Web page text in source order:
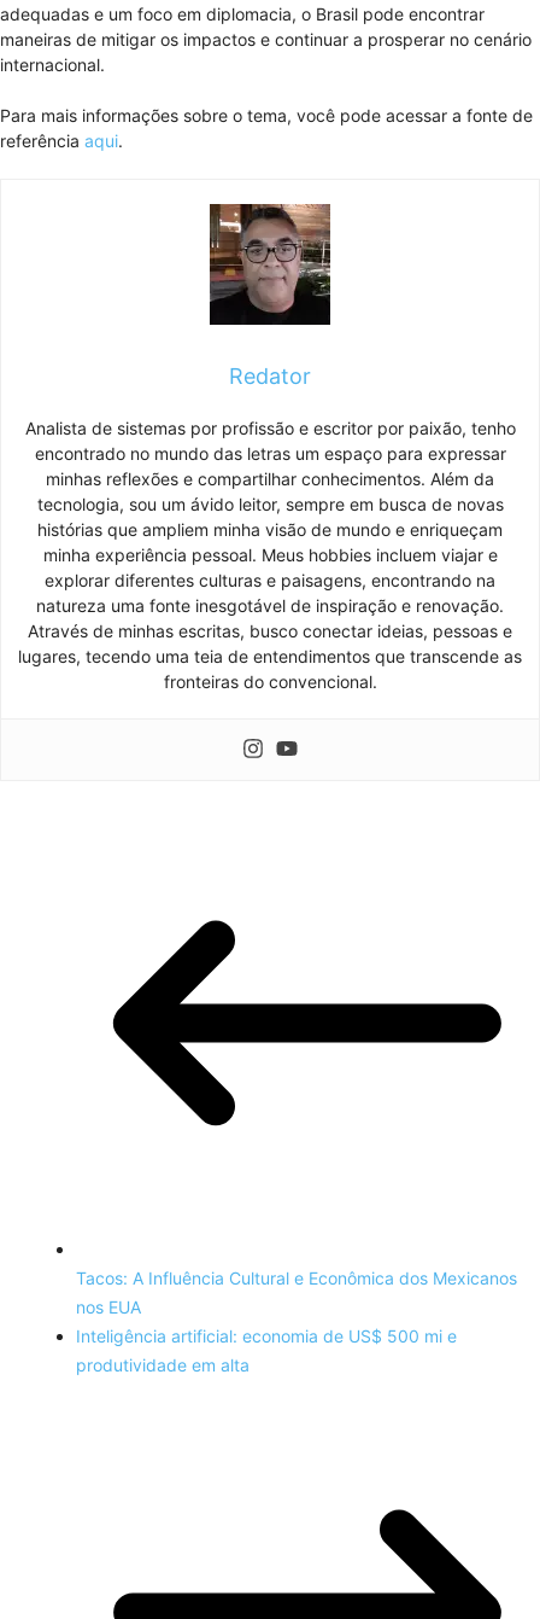
adequadas e um foco em diplomacia, o Brasil pode encontrar
maneiras de mitigar os impactos e continuar a prosperar no cenário
internacional.
Para mais informações sobre o tema, você pode acessar a fonte de
referência aqui.
Redator
Analista de sistemas por profissão e escritor por paixão, tenho
encontrado no mundo das letras um espaço para expressar
minhas reflexões e compartilhar conhecimentos. Além da
tecnologia, sou um ávido leitor, sempre em busca de novas
histórias que ampliem minha visão de mundo e enriqueçam
minha experiência pessoal. Meus hobbies incluem viajar e
explorar diferentes culturas e paisagens, encontrando na
natureza uma fonte inesgotável de inspiração e renovação.
Através de minhas escritas, busco conectar ideias, pessoas e
lugares, tecendo uma teia de entendimentos que transcende as
fronteiras do convencional.
Tacos: A Influência Cultural e Econômica dos Mexicanos
nos EUA
Inteligência artificial: economia de US$ 500 mi e
produtividade em alta